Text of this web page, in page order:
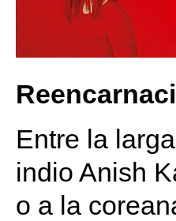
Entre la
indio Anish
o a la